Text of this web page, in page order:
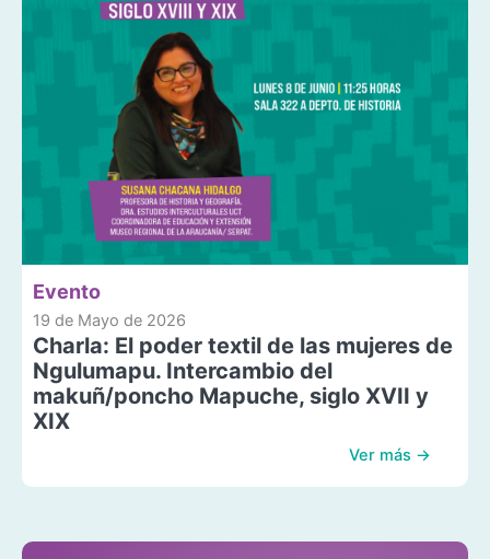
Evento
19 de Mayo de 2026
Charla: El poder textil de las mujeres de
Ngulumapu. Intercambio del
makuñ/poncho Mapuche, siglo XVII y
XIX
Ver más →